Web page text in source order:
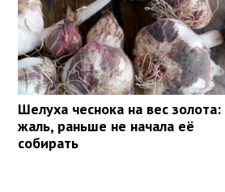
Шелуха чеснока на вес золота:
жаль, раньше не начала её
собирать